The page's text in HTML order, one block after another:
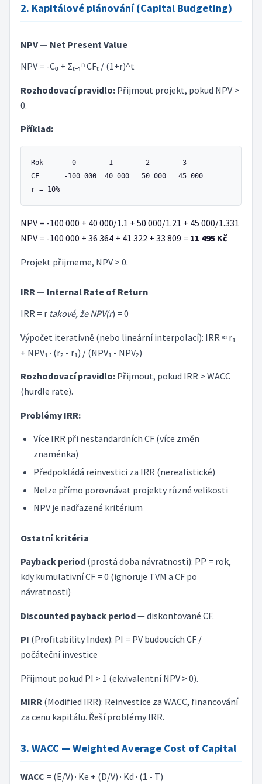
2. Kapitálové plánování (Capital Budgeting)
NPV — Net Present Value
NPV = -C₀ + Σₜ₌₁ⁿ CFₜ / (1+r)^t
Rozhodovací pravidlo:Přijmout projekt, pokud NPV >
0.
Příklad:
Rok       0        1        2        3
CF      -100 000  40 000   50 000   45 000
NPV = -100 000 + 40 000/1.1 + 50 000/1.21 + 45 000/1.331
NPV = -100 000 + 36 364 + 41 322 + 33 809 = 11 495 Kč
Projekt přijmeme, NPV > 0.
IRR — Internal Rate of Return
IRR = rtakové, že NPV(r) = 0
Výpočet iterativně (nebo lineární interpolací): IRR ≈ r₁
+ NPV₁ · (r₂ - r₁) / (NPV₁ - NPV₂)
Rozhodovací pravidlo:Přijmout, pokud IRR > WACC
(hurdle rate).
Problémy IRR:
Více IRR při nestandardních CF (více změn
znaménka)
Předpokládá reinvestici za IRR (nerealistické)
Nelze přímo porovnávat projekty různé velikosti
NPV je nadřazené kritérium
Ostatní kritéria
Payback period(prostá doba návratnosti): PP = rok,
kdy kumulativní CF = 0 (ignoruje TVM a CF po
návratnosti)
Discounted payback period— diskontované CF.
PI (Profitability Index): PI = PV budoucích CF /
počáteční investice
Přijmout pokud PI > 1 (ekvivalentní NPV > 0).
MIRR (Modified IRR): Reinvestice za WACC, financování
za cenu kapitálu. Řeší problémy IRR.
3. WACC — Weighted Average Cost of Capital
WACC = (E/V) · Ke + (D/V) · Kd · (1 - T)